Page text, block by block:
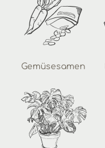
Gemüsesamen